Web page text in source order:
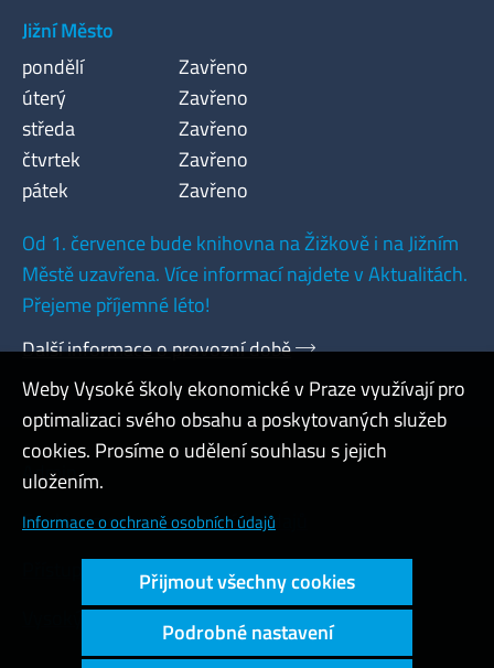
Jižní Město
pondělí
Zavřeno
úterý
Zavřeno
středa
Zavřeno
čtvrtek
Zavřeno
pátek
Zavřeno
Od 1. července bude knihovna na Žižkově i na Jižním
Městě uzavřena. Více informací najdete v Aktualitách.
Přejeme příjemné léto!
Další informace o provozní době
Admin
Cookies a ochrana osobních údajů
Přístupnost webu
Vysoký kontrast
Weby Vysoké školy ekonomické v Praze využívají pro
optimalizaci svého obsahu a poskytovaných služeb
cookies. Prosíme o udělení souhlasu s jejich
uložením.
Informace o ochraně osobních údajů
Přijmout všechny cookies
Podrobné nastavení